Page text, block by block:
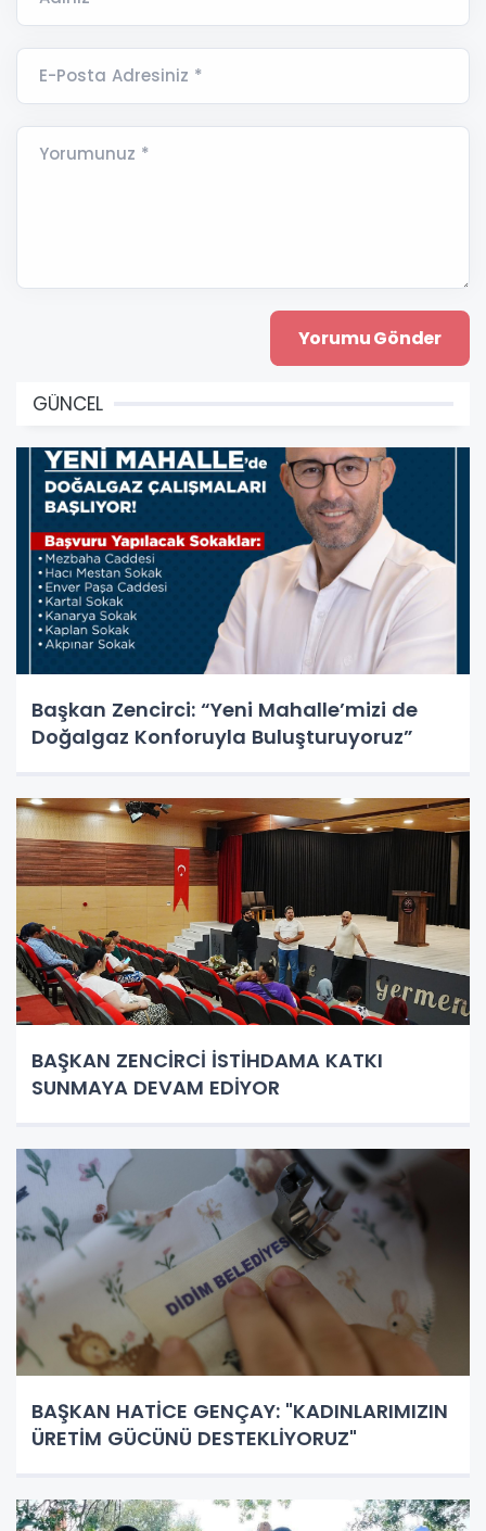
E-Posta Adresiniz *
Yorumunuz *
GÜNCEL
Başkan Zencirci: “Yeni Mahalle’mizi de
Doğalgaz Konforuyla Buluşturuyoruz”
BAŞKAN ZENCİRCİ İSTİHDAMA KATKI
SUNMAYA DEVAM EDİYOR
BAŞKAN HATİCE GENÇAY: "KADINLARIMIZIN
ÜRETİM GÜCÜNÜ DESTEKLİYORUZ"